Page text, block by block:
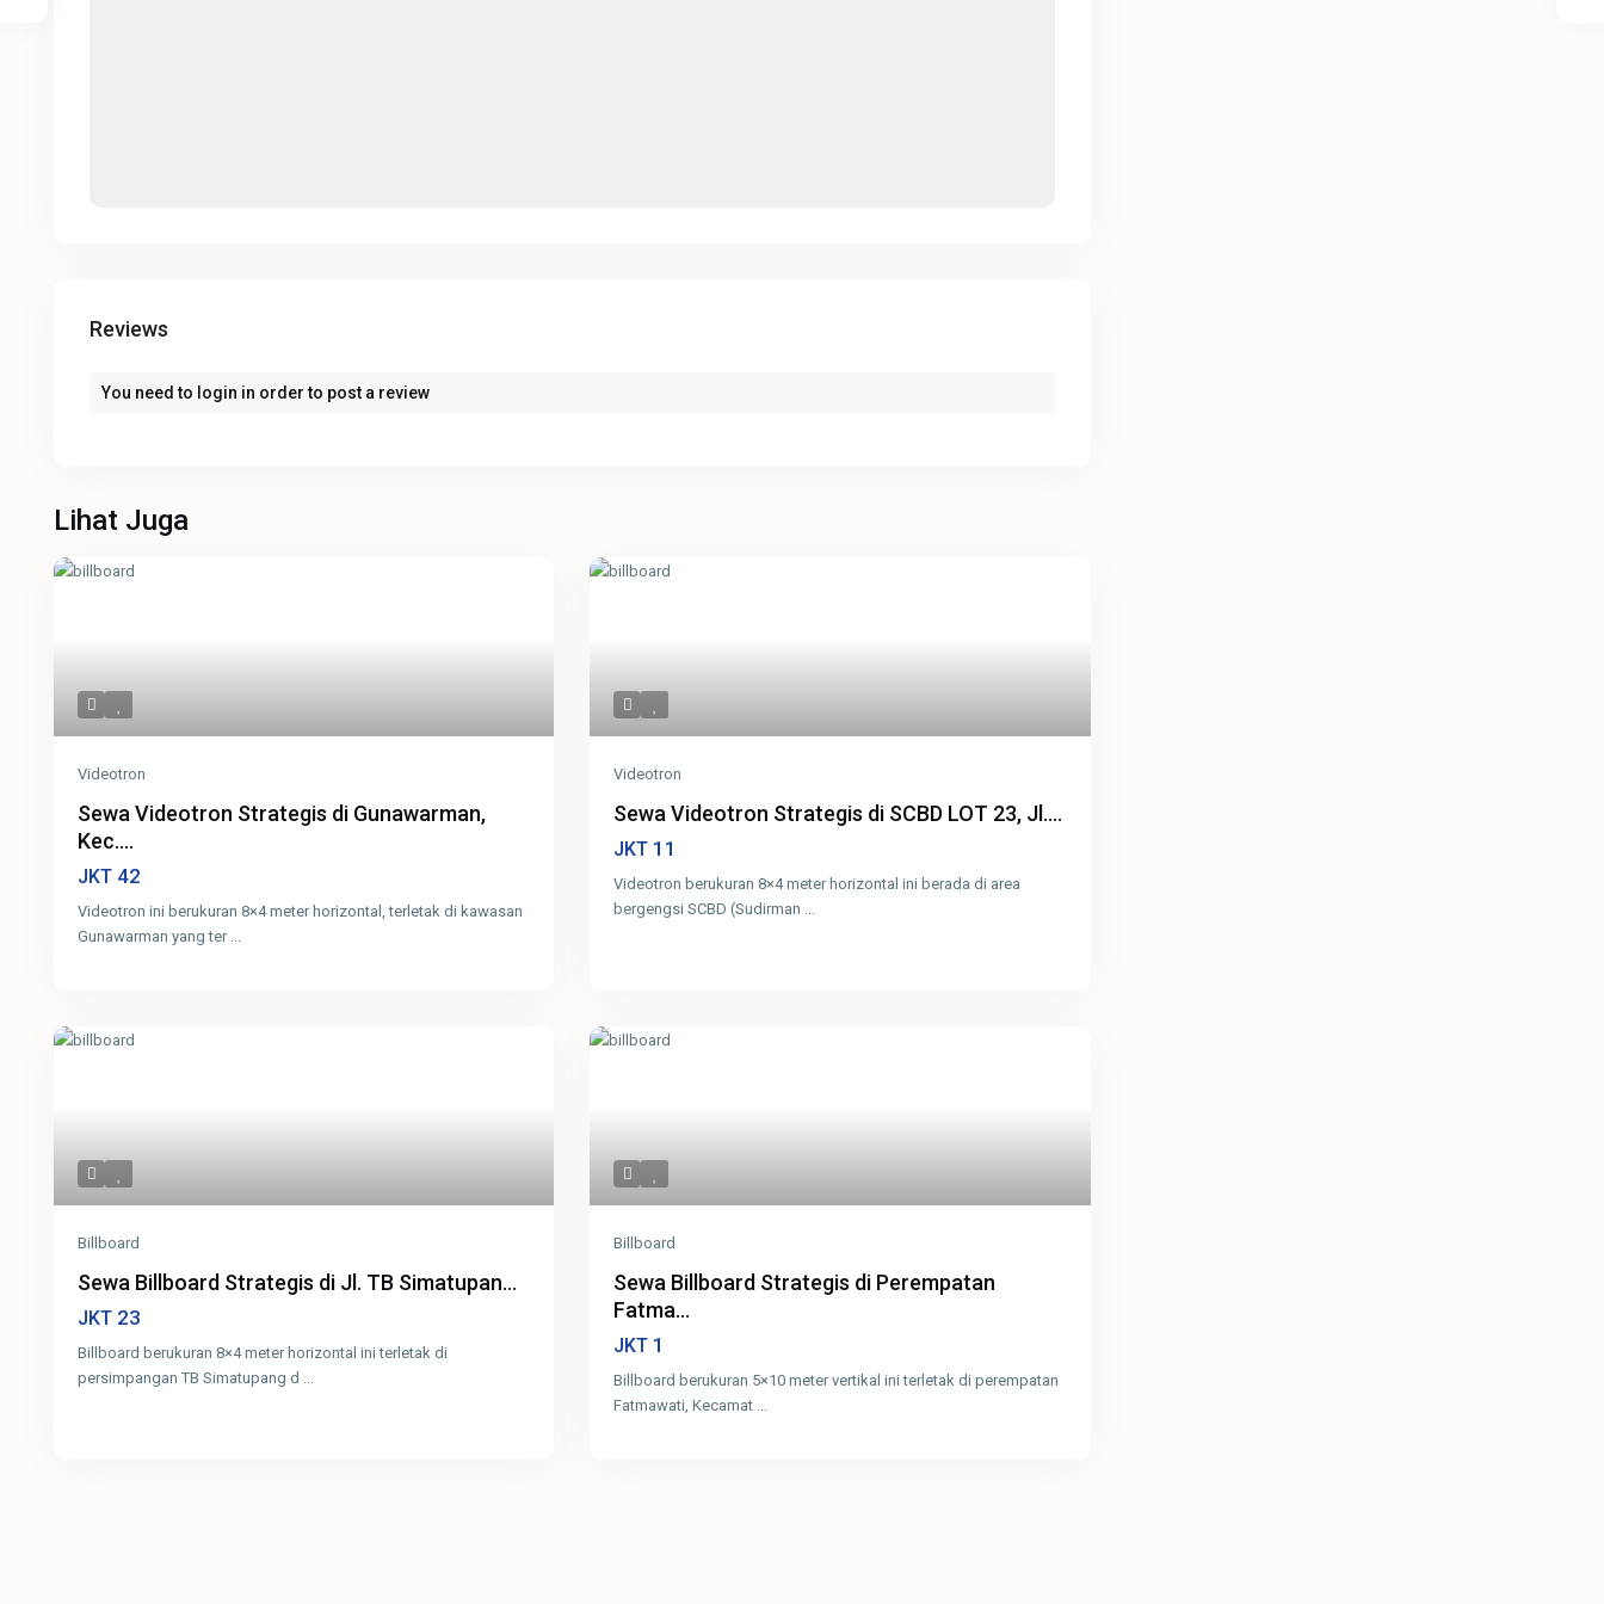
Reviews
You need to login in order to post a review
Lihat Juga
Videotron
Sewa Videotron Strategis di Gunawarman,
Kec....
JKT 42
Videotron ini berukuran 8×4 meter horizontal, terletak di kawasan
Gunawarman yang ter ...
Videotron
Sewa Videotron Strategis di SCBD LOT 23, Jl....
JKT 11
Videotron berukuran 8×4 meter horizontal ini berada di area
bergengsi SCBD (Sudirman ...
Billboard
Sewa Billboard Strategis di Jl. TB Simatupan...
JKT 23
Billboard berukuran 8×4 meter horizontal ini terletak di
persimpangan TB Simatupang d ...
Billboard
Sewa Billboard Strategis di Perempatan
Fatma...
JKT 1
Billboard berukuran 5×10 meter vertikal ini terletak di perempatan
Fatmawati, Kecamat ...